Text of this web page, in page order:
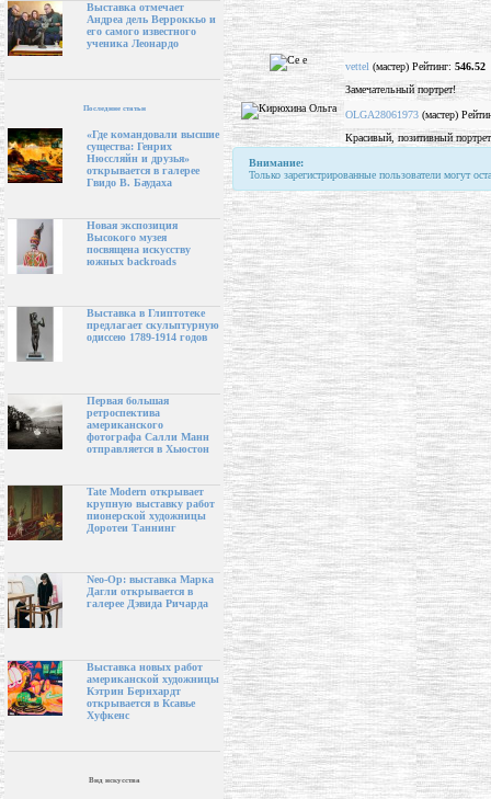
Выставка отмечает
Андреа дель Верроккьо и
его самого известного
ученика Леонардо
Последние статьи
«Где командовали высшие
существа: Генрих
Нюссляйн и друзья»
открывается в галерее
Гвидо В. Баудаха
Новая экспозиция
Высокого музея
посвящена искусству
южных backroads
Выставка в Глиптотеке
предлагает скульптурную
одиссею 1789-1914 годов
Первая большая
ретроспектива
американского
фотографа Салли Манн
отправляется в Хьюстон
Tate Modern открывает
крупную выставку работ
пионерской художницы
Доротеи Таннинг
Neo-Op: выставка Марка
Дагли открывается в
галерее Дэвида Ричарда
Выставка новых работ
американской художницы
Кэтрин Бернхардт
открывается в Ксавье
Хуфкенс
Вид искусства
vettel (мастер) Рейтинг: 546.52
Замечательный портрет!
OLGA28061973 (мастер)
Красивый, позитивный
Внимание:
Только зарегистрированные пользователи могут